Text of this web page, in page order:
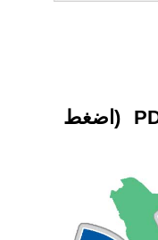
الاصدارات السابقة PDF (اضغط